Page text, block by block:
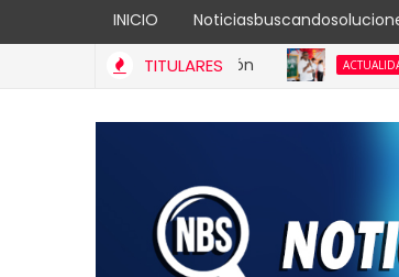
INICIO
TITULARES ACTUALIDAD